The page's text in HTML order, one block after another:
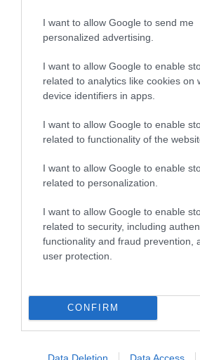
I want to allow Google to send me
personalized advertising.
I want to allow Google to enable
related to analytics like cookies on
device identifiers in apps.
I want to allow Google to enable
related to functionality of the
I want to allow Google to enable
related to personalization.
I want to allow Google to enable
related to security, including
functionality and fraud prevention,
user protection.
CONFIRM
Data Deletion Data Access
ΔΙΕΘΝΗ
Γερμανία: Ισόβια σε
που σκότωσε δύο